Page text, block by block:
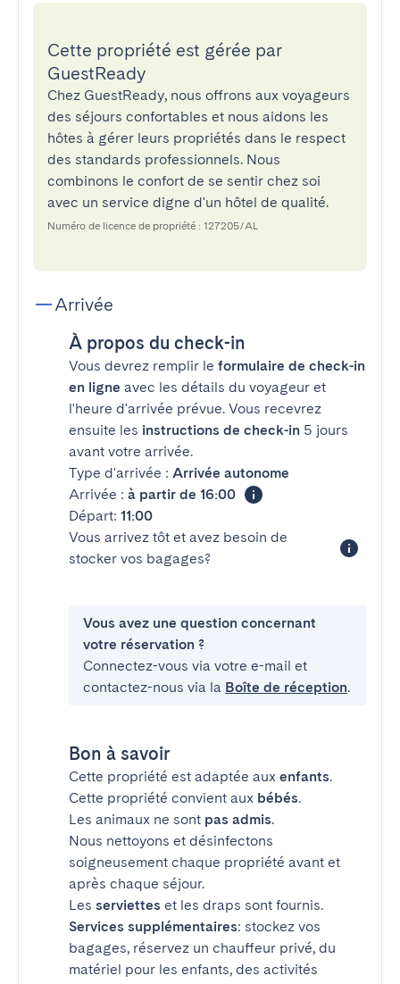
Cette propriété est gérée par
GuestReady
Chez GuestReady, nous offrons aux voyageurs
des séjours confortables et nous aidons les
hôtes à gérer leurs propriétés dans le respect
des standards professionnels. Nous
combinons le confort de se sentir chez soi
avec un service digne d'un hôtel de qualité.
Numéro de licence de propriété : 127205/AL
Arrivée
À propos du check-in
Vous devrez remplir le formulaire de check-in
en ligne avec les détails du voyageur et
l'heure d'arrivée prévue. Vous recevrez
ensuite les instructions de check-in 5 jours
avant votre arrivée.
Type d'arrivée : Arrivée autonome
Arrivée : à partir de 16:00
Départ: 11:00
Vous arrivez tôt et avez besoin de
stocker vos bagages?
Vous avez une question concernant
votre réservation ?
Connectez-vous via votre e-mail et
contactez-nous via la Boîte de réception.
Bon à savoir
Cette propriété est adaptée aux enfants.
Cette propriété convient aux bébés.
Les animaux ne sont pas admis.
Nous nettoyons et désinfectons
soigneusement chaque propriété avant et
après chaque séjour.
Les serviettes et les draps sont fournis.
Services supplémentaires: stockez vos
bagages, réservez un chauffeur privé, du
matériel pour les enfants, des activités